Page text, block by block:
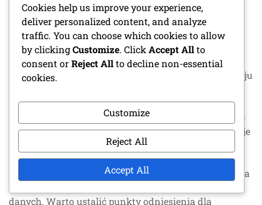
bezpieczeństwo i strategie zapobiegania kontuzjom,
aby zapewnić dobrostan graczy.
Metryki wydajności
Metryki wydajności są kluczowe dla śledzenia rozwoju
obejmować poziomy kondycji fizycznej, biegłość w
umiejętnościach oraz statystyki meczowe. Analizując
te dane, trenerzy mogą podejmować świadome decyzje
dotyczące wyboru graczy i obszarów treningowych.
Wykorzystanie trackerów kondycji i oprogramowania
danych. Warto ustalić punkty odniesienia dla
Cookies help us improve your experience,
deliver personalized content, and analyze
traffic. You can choose which cookies to allow
by clickingCustomize. Click Accept Allto
consent orReject Allto decline non-essential
cookies.
Customize
Reject All
Accept All